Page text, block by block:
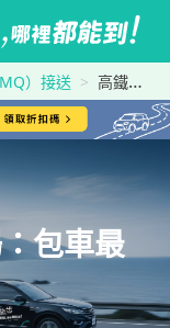
）接送 高鐵彰化站到台中機場
包車最